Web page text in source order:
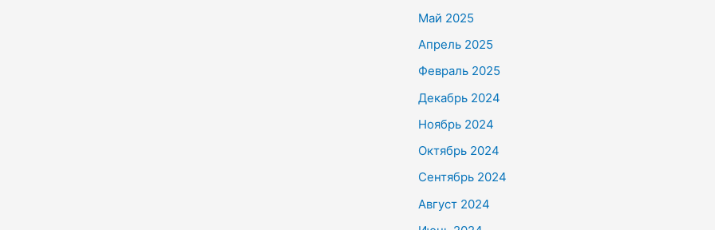
Май 2025
Апрель 2025
Февраль 2025
Декабрь 2024
Ноябрь 2024
Октябрь 2024
Сентябрь 2024
Август 2024